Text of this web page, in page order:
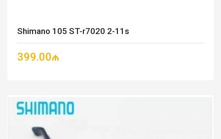
Shimano 105 ST-r7020 2-11s
399.00₼